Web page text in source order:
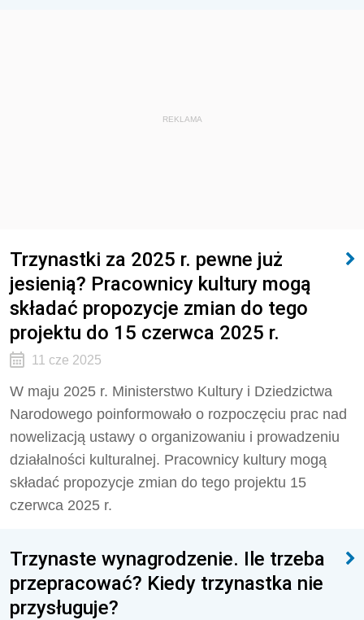
REKLAMA
Trzynastki za 2025 r. pewne już
jesienią? Pracownicy kultury mogą
składać propozycje zmian do tego
projektu do 15 czerwca 2025 r.
11 cze 2025
W maju 2025 r. Ministerstwo Kultury i Dziedzictwa
Narodowego poinformowało o rozpoczęciu prac nad
nowelizacją ustawy o organizowaniu i prowadzeniu
działalności kulturalnej. Pracownicy kultury mogą
składać propozycje zmian do tego projektu 15
czerwca 2025 r.
Trzynaste wynagrodzenie. Ile trzeba
przepracować? Kiedy trzynastka nie
przysługuje?